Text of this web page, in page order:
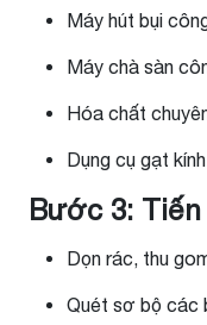
Máy hút bụi
Máy chà sàn
Hóa chất
Dụng cụ gạt
Bước 3:
Dọn rác, thu
Quét sơ bộ các